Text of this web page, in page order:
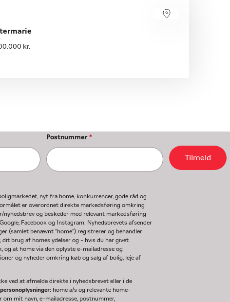
kr.
Postnummer*
Tilmeld
nyt fra home, konkurrencer, gode råd og
er overordnet direkte markedsføring omkring
og beskeder med relevant markedsføring
Facebook og Instagram. Nyhedsbrevets afsender
(samlet benævnt "home") registrerer og behandler
dit brug af homes ydelser og - hvis du har givet
at home via den oplyste e-mailadresse og
og nyheder omkring køb og salg af bolig, leje af
ved at afmelde direkte i nyhedsbrevet eller i de
home a/s og relevante home-
mit navn, e-mailadresse, postnummer,